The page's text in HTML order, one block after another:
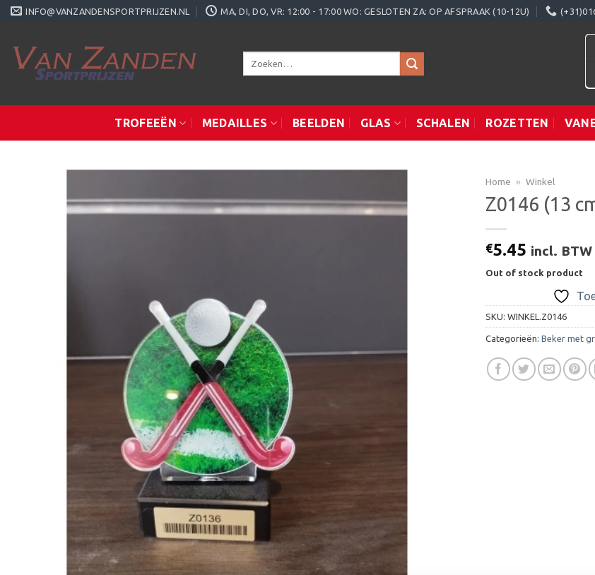
Ga
INFO@VANZANDENSPORTPRIJZEN.NL MA, DI, DO, VR: 12:00 - 17:00 WO: GESLOTEN ZA: OP AFSPRAAK (10-12U)
Zoeken
TROFEEËN MEDAILLES BEELDEN GLAS SCHALEN ROZETTEN
Home » Winkel
Z0146 (13
€5.45 incl. BTW
Out of stock product
SKU: WINKEL.Z0146
Categorieën: Beker met